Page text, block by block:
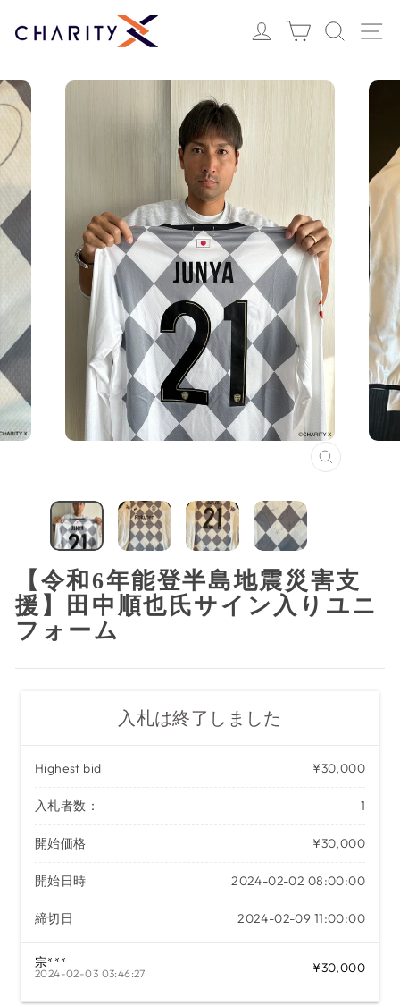
キ
す
る
Login カート 検索
閉
【令和6年能登半島地震災害支
援】田中順也氏サイン入りユニ
フォーム
入札は終了しました
Highest bid ¥30,000
入札者数： 1
開始価格 ¥30,000
開始日時 2024-02-02 08:00:00
締切日 2024-02-09 11:00:00
宗***
2024-02-03 03:46:27 ¥30,000